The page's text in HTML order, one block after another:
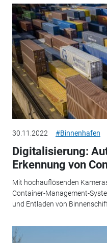
30.11.2022 #Binnenhafen
Digitalisierung:
Erkennung von
Mit hochauflösenden
Container-Management-
und Entladen von